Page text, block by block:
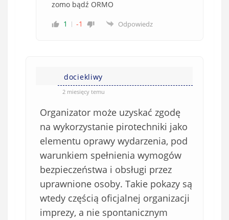
zomo bądź ORMO
1
-1 Odpowiedz
dociekliwy
2 miesięcy temu
Organizator może uzyskać zgodę
na wykorzystanie pirotechniki jako
elementu oprawy wydarzenia, pod
warunkiem spełnienia wymogów
bezpieczeństwa i obsługi przez
uprawnione osoby. Takie pokazy są
wtedy częścią oficjalnej organizacji
imprezy, a nie spontanicznym